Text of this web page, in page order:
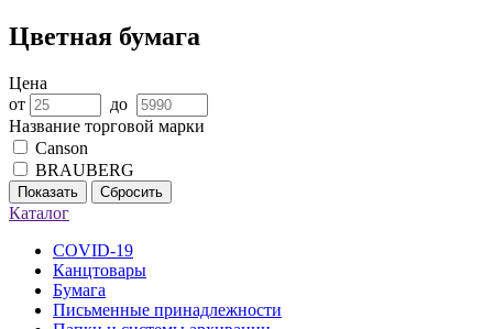
Цветная бумага
Цена
от
до
Название торговой марки
Canson
BRAUBERG
Показать Сбросить
Каталог
COVID-19
Канцтовары
Бумага
Письменные принадлежности